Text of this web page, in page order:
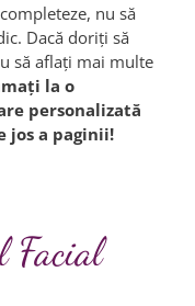
nu să
Dacă doriţi să
să aflaţi mai multe
la o
personalizată
jos a paginii!
Facial